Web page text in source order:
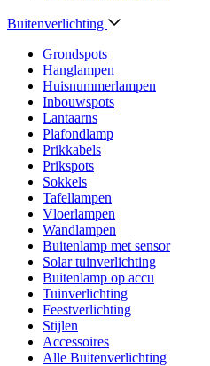
Buitenverlichting
Grondspots
Hanglampen
Huisnummerlampen
Inbouwspots
Lantaarns
Plafondlamp
Prikkabels
Prikspots
Sokkels
Tafellampen
Vloerlampen
Wandlampen
Buitenlamp met sensor
Solar tuinverlichting
Buitenlamp op accu
Tuinverlichting
Feestverlichting
Stijlen
Accessoires
Alle Buitenverlichting